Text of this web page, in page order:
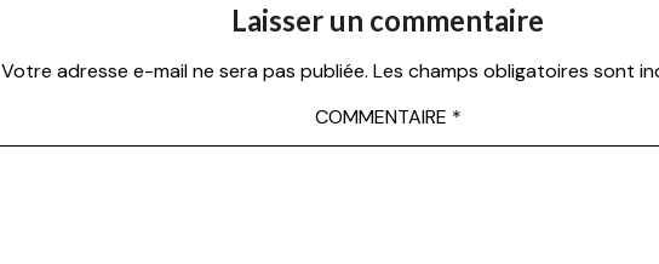
Laisser un commentaire
Votre adresse e-mail ne sera pas publiée. Les champs obligatoires sont
COMMENTAIRE *